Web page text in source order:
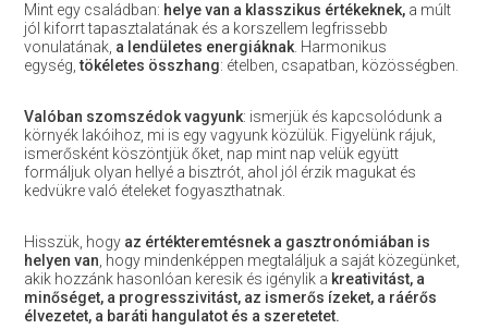
Mint egy családban: helye van a klasszikus értékeknek,a múlt
jól kiforrt tapasztalatának és a korszellem legfrissebb
vonulatának, a lendületes energiáknak. Harmonikus
egység,tökéletes összhang: ételben, csapatban, közösségben.
Valóban szomszédok vagyunk: ismerjük és kapcsolódunk a
környék lakóihoz, mi is egy vagyunk közülük. Figyelünk rájuk,
ismerősként köszöntjük őket, nap mint nap velük együtt
formáljuk olyan hellyé a bisztrót, ahol jól érzik magukat és
kedvükre való ételeket fogyaszthatnak.
Hisszük, hogyaz értékteremtésnek a gasztronómiában is
helyen van , hogy mindenképpen megtaláljuk a saját közegünket,
akik hozzánk hasonlóan keresik és igénylik a kreativitást, a
minőséget, a progresszivitást, az ismerős ízeket, a ráérős
élvezetet, a baráti hangulatot és a szeretetet.